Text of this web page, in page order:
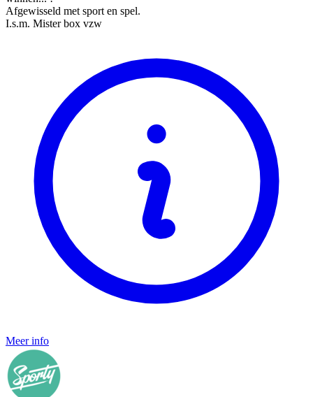
Afgewisseld met sport en spel.
I.s.m. Mister box vzw
Meer info